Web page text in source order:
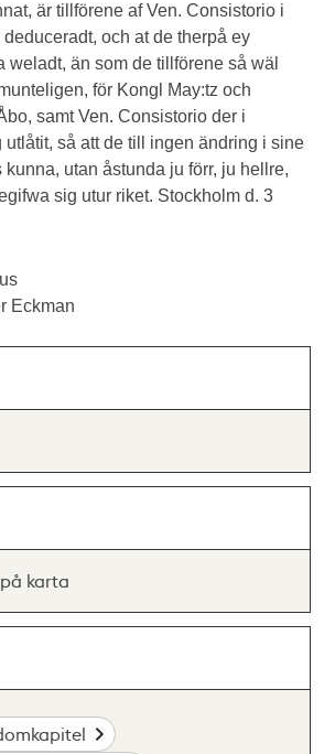
är tillförene af Ven. Consistorio i
och at de therpå ey
weladt, än som de tillförene så wäl
för Kongl May:tz och
samt Ven. Consistorio der i
utlåtit, så att de till ingen ändring i sine
utan åstunda ju förr, ju hellre,
sig utur riket. Stockholm d. 3
Eckman
karta